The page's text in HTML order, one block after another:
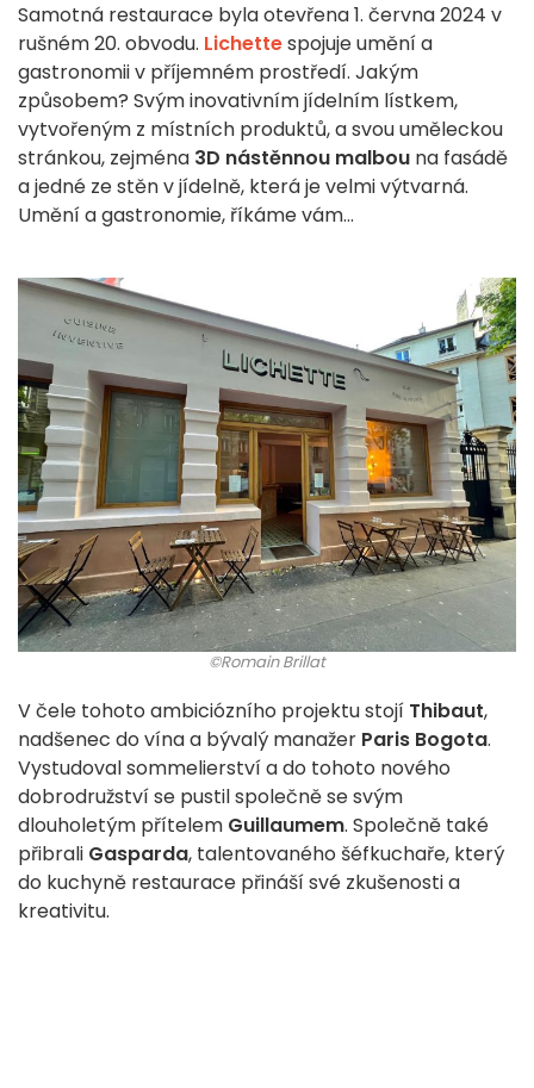
Samotná restaurace byla otevřena 1. června 2024 v
rušném 20. obvodu. Lichettespojuje umění a
gastronomii v příjemném prostředí. Jakým
způsobem? Svým inovativním jídelním lístkem,
vytvořeným z místních produktů, a svou uměleckou
stránkou, zejména 3D nástěnnou malbou na fasádě
a jedné ze stěn v jídelně, která je velmi výtvarná.
Umění a gastronomie, říkáme vám...
©Romain Brillat
V čele tohoto ambiciózního projektu stojí Thibaut,
nadšenec do vína a bývalý manažer Paris Bogota.
Vystudoval sommelierství a do tohoto nového
dobrodružství se pustil společně se svým
dlouholetým přítelem Guillaumem. Společně také
přibrali Gasparda, talentovaného šéfkuchaře, který
do kuchyně restaurace přináší své zkušenosti a
kreativitu.